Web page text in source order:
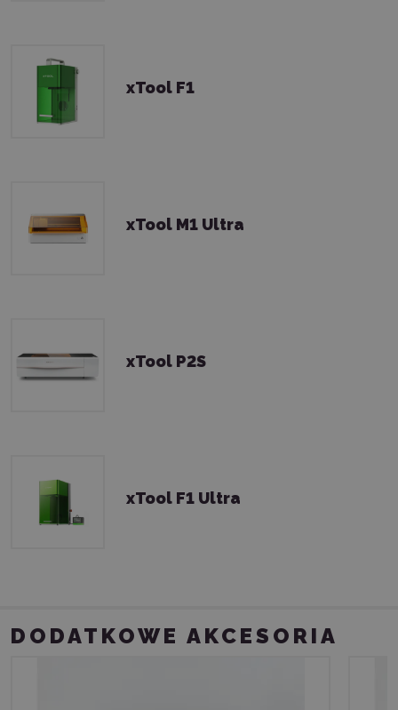
xTool F1
xTool M1 Ultra
xTool P2S
xTool F1 Ultra
DODATKOWE AKCESORIA